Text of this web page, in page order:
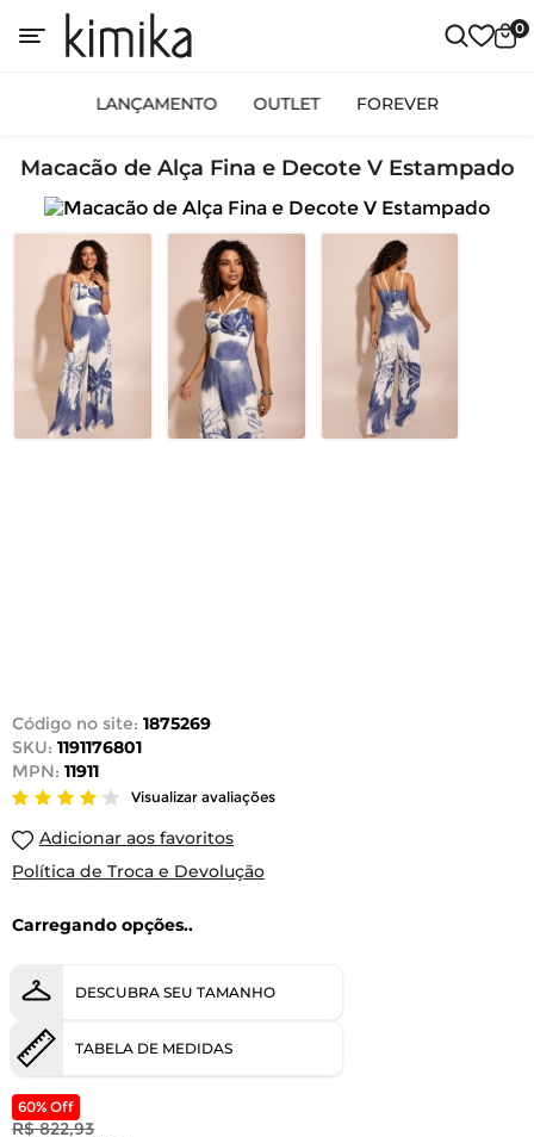
0
LANÇAMENTO OUTLET FOREVER
Macacão de Alça Fina e Decote V Estampado
Código no site: 1875269
SKU: 1191176801
MPN: 11911
Visualizar avaliações
Adicionar aos favoritos
Política de Troca e Devolução
Carregando opções..
DESCUBRA SEU TAMANHO
TABELA DE MEDIDAS
60% Off
R$ 822,93